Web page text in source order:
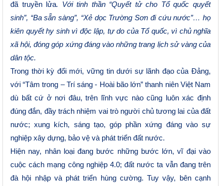
đã truyền lửa. Với tinh thần “Quyết tử cho Tổ quốc quyết
sinh”, “Ba sẵn sàng”, “Xẻ dọc Trường Sơn đi cứu nước”… họ
kiên quyết hy sinh vì độc lập, tự do của Tổ quốc, vì chủ nghĩa
xã hội, đóng góp xứng đáng vào những trang lịch sử vàng của
dân tộc.
Trong thời kỳ đổi mới, vững tin dưới sự lãnh đạo của Đảng,
với “Tâm trong – Trí sáng- Hoài bão lớn” thanh niên Việt Nam
dù bất cứ ở nơi đâu, trên lĩnh vực nào cũng luôn xác định
đúng đắn, đầy trách nhiệm vai trò người chủ tương lai của đất
nước; xung kích, sáng tạo, góp phần xứng đáng vào sự
nghiệp xây dựng, bảo vệ và phát triển đất nước.
Hiện nay, nhân loại đang bước những bước lớn, vĩ đại vào
cuộc cách mạng công nghiệp 4.0; đất nước ta vẫn đang trên
đà hội nhập và phát triển hùng cường. Tuy vậy, bên cạnh